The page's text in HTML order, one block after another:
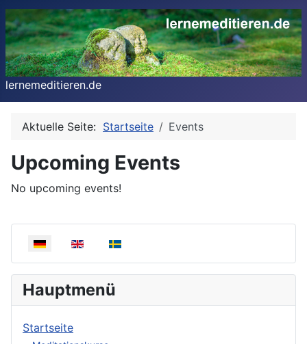
lernemeditieren.de
Aktuelle Seite: Startseite Events
Upcoming Events
No upcoming events!
Sprache auswählen
Hauptmenü
Startseite